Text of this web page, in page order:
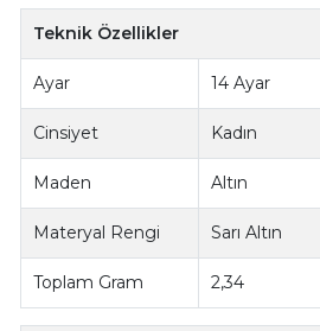
Teknik Özellikler
Ayar 14 Ayar
Cinsiyet Kadın
Maden Altın
Materyal Rengi Sarı Altın
Toplam Gram 2,34